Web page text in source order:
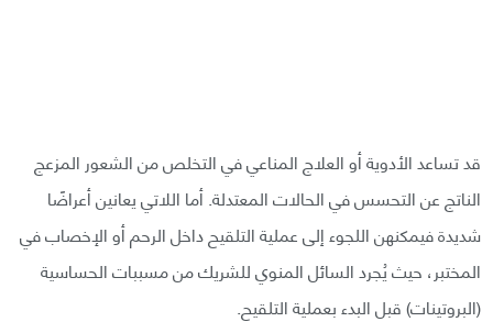
قد تساعد الأدوية أو العلاج المناعي في التخلص من الشعور المزعج
الناتج عن التحسس في الحالات المعتدلة. أما اللاتي يعانين أعراضًا
شديدة فيمكنهن اللجوء إلى عملية التلقيح داخل الرحم أو الإخصاب في
المختبر، حيث يُجرد السائل المنوي للشريك من مسببات الحساسية
(البروتينات) قبل البدء بعملية التلقيح.